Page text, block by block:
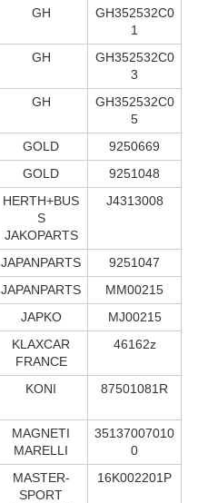
GH
GH352532C0
1
GH
GH352532C0
3
GH
GH352532C0
5
GOLD
9250669
GOLD
9251048
HERTH+BUS
S
JAKOPARTS
J4313008
JAPANPARTS
9251047
JAPANPARTS
MM00215
JAPKO
MJ00215
KLAXCAR
FRANCE
46162z
KONI 87501081R
MAGNETI
MARELLI
35137007010
0
MASTER-
SPORT
16K002201P